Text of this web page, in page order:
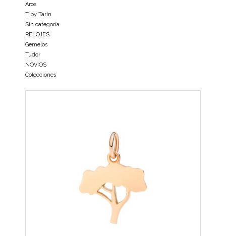
Aros
T by Tarín
Sin categoría
RELOJES
Gemelos
Tudor
NOVIOS
Colecciones